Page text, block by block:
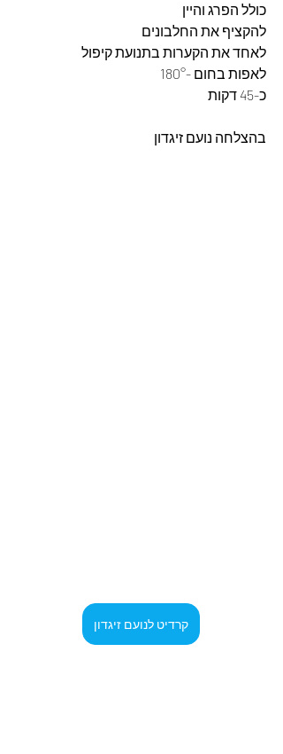
כולל הפרג והיין
להקציף את החלבונים
לאחד את הקערות בתנועת קיפול
לאפות בחום -180°
כ-45 דקות
בהצלחה נועם זיגדון
קרדיט לנועם זיגדון